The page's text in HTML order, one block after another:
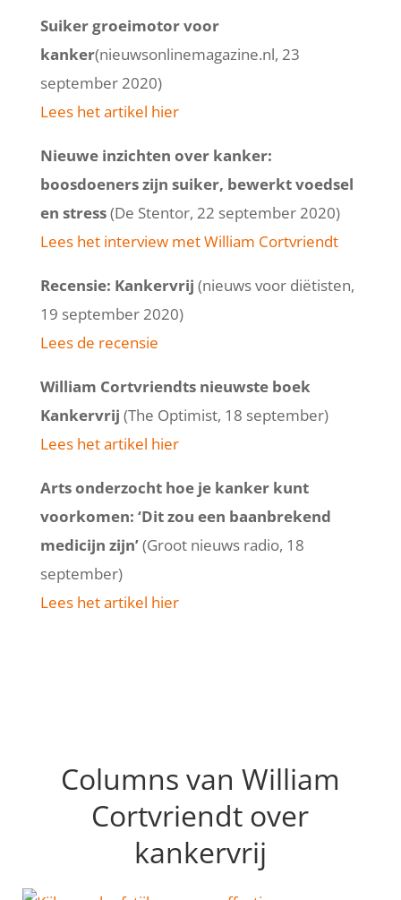
Suiker groeimotor voor
kanker(nieuwsonlinemagazine.nl, 23
september 2020)
Lees het artikel hier
Nieuwe inzichten over kanker:
boosdoeners zijn suiker, bewerkt voedsel
en stress(De Stentor, 22 september 2020)
Lees het interview met William Cortvriendt
Recensie: Kankervrij (nieuws voor diëtisten,
19 september 2020)
Lees de recensie
William Cortvriendts nieuwste boek
Kankervrij (The Optimist, 18 september)
Lees het artikel hier
Arts onderzocht hoe je kanker kunt
voorkomen: ‘Dit zou een baanbrekend
medicijn zijn’(Groot nieuws radio, 18
september)
Lees het artikel hier
Columns van William
Cortvriendt over
kankervrij